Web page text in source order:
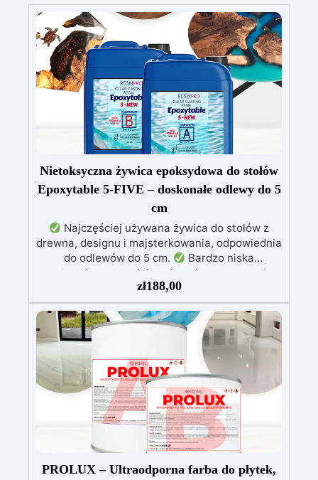
Nietoksyczna żywica epoksydowa do stołów
Epoxytable 5-FIVE – doskonałe odlewy do 5
cm
Najczęściej używana żywica do stołów z
drewna, designu i majsterkowania, odpowiednia
do odlewów do 5 cm.
Bardzo niska
egzotermia zapewniająca bezpieczną pracę bez
Odporna na zarysowania i
żółknięcie dzięki filtrom UV i wysokiej jakości
mechanicznej.
Niska lepkość, eliminująca
pęcherzyki powietrza i zapewniająca gładkie
wykończenie.
Bezpieczna i nietoksyczna,
wolna od BPA/VOC, certyfikowana do
długotrwałego kontaktu ze skórą.
zł188,00
PROLUX – Ultraodporna farba do płytek,